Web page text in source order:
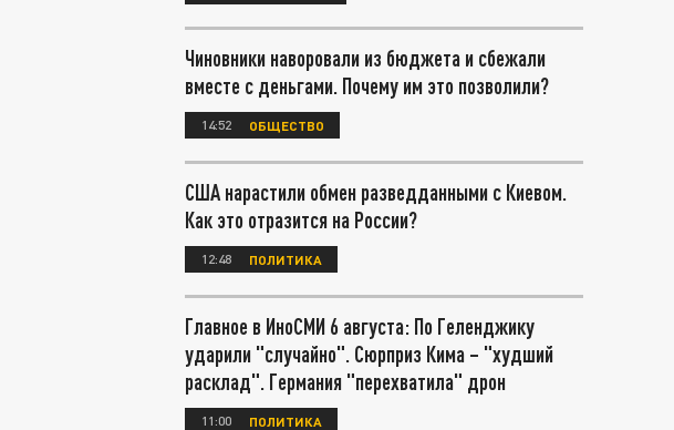
Чиновники наворовали из бюджета и сбежали
вместе с деньгами. Почему им это позволили?
14:52 ОБЩЕСТВО
США нарастили обмен разведданными с Киевом.
Как это отразится на России?
12:48 ПОЛИТИКА
Главное в ИноСМИ 6 августа: По Геленджику
ударили "случайно". Сюрприз Кима – "худший
расклад". Германия "перехватила" дрон
11:00 ПОЛИТИКА